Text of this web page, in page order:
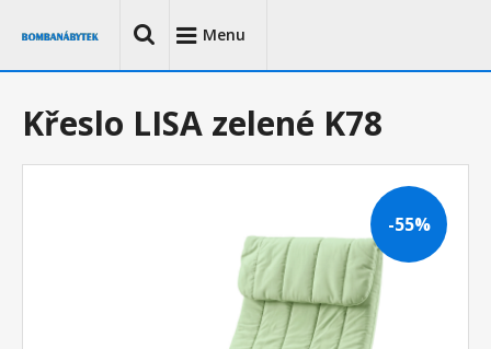
Menu
-55%
Křeslo LISA zelené K78